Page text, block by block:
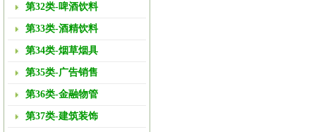
第32类-啤酒饮料
第33类-酒精饮料
第34类-烟草烟具
第35类-广告销售
第36类-金融物管
第37类-建筑装饰